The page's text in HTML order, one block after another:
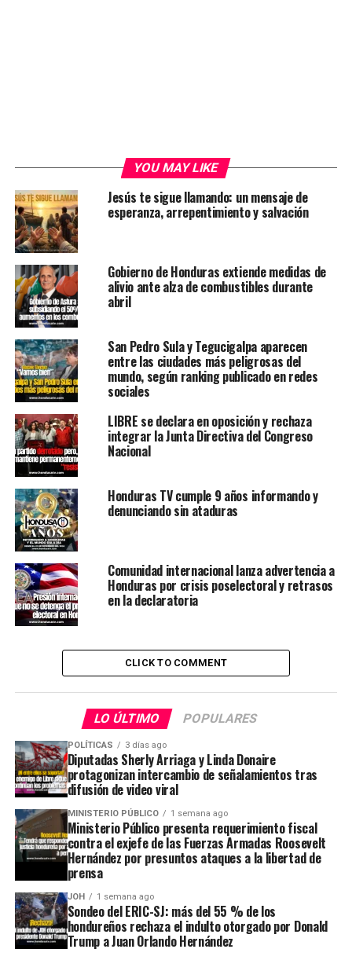
YOU MAY LIKE
Jesús te sigue llamando: un mensaje de
esperanza, arrepentimiento y salvación
Gobierno de Honduras extiende medidas de
alivio ante alza de combustibles durante
abril
San Pedro Sula y Tegucigalpa aparecen
entre las ciudades más peligrosas del
mundo, según ranking publicado en redes
sociales
LIBRE se declara en oposición y rechaza
integrar la Junta Directiva del Congreso
Nacional
Honduras TV cumple 9 años informando y
denunciando sin ataduras
Comunidad internacional lanza advertencia a
Honduras por crisis poselectoral y retrasos
en la declaratoria
CLICK TO COMMENT
LO ÚLTIMO POPULARES
POLÍTICAS 3 días ago
Diputadas Sherly Arriaga y Linda Donaire
protagonizan intercambio de señalamientos tras
difusión de video viral
MINISTERIO PÚBLICO 1 semana ago
Ministerio Público presenta requerimiento fiscal
contra el exjefe de las Fuerzas Armadas Roosevelt
Hernández por presuntos ataques a la libertad de
prensa
JOH 1 semana ago
Sondeo del ERIC-SJ: más del 55 % de los
hondureños rechaza el indulto otorgado por Donald
Trump a Juan Orlando Hernández